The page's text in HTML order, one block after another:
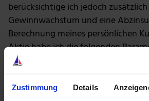
Zustimmung Details
berücksichtige ich jedoch
Gewinnwachstum und eine
Berechnung meines persönlichen
Aktie habe ich die folgenden